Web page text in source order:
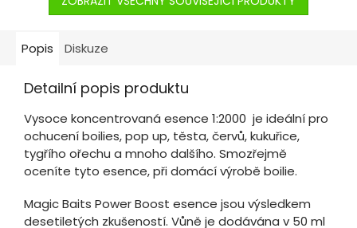
Popis Diskuze
Detailní popis produktu
Vysoce koncentrovaná esence 1:2000 je ideální pro
ochucení boilies, pop up, těsta, červů, kukuřice,
tygřího ořechu a mnoho dalšího. Smozřejmě
oceníte tyto esence, při domácí výrobě boilie.
Magic Baits Power Boost esence jsou výsledkem
desetiletých zkušeností. Vůně je dodávána v 50 ml